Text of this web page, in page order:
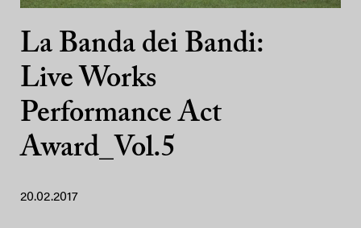
La Banda dei Bandi:
Live Works
Performance Act
Award_Vol.5
20.02.2017